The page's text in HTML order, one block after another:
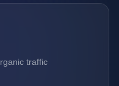
traffic